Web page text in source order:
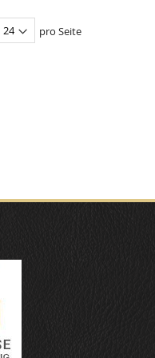
pro Seite